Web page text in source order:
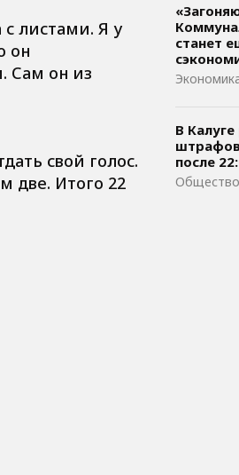
листами. Я у
он
Сам он из
свой голос.
две. Итого 22
станет
В
после
Общество